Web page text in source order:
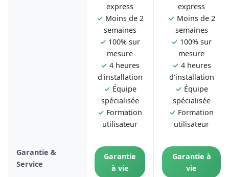
express
✓ Moins de 2
semaines
✓ 100% sur
mesure
✓ 4 heures
d'installation
✓ Équipe
spécialisée
✓ Formation
utilisateur
express
✓ Moins de 2
semaines
✓ 100% sur
mesure
✓ 4 heures
d'installation
✓ Équipe
spécialisée
✓ Formation
utilisateur
Garantie &
Service
Garantie
à vie
Garantie à
vie